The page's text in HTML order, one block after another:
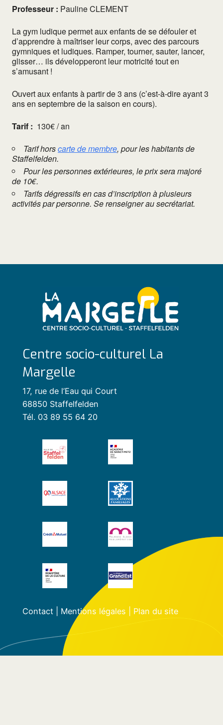
Professeur : Pauline CLEMENT
La gym ludique permet aux enfants de se défouler et
d’apprendre à maîtriser leur corps, avec des parcours
gymniques et ludiques. Ramper, tourner, sauter, lancer,
glisser… ils développeront leur motricité tout en
s’amusant !
Ouvert aux enfants à partir de 3 ans (c’est-à-dire ayant 3
ans en septembre de la saison en cours).
Tarif : 130€ / an
Tarif horscarte de membre, pour les habitants de
Staffelfelden.
Pour les personnes extérieures, le prix sera majoré
de 10€.
Tarifs dégressifs en cas d’inscription à plusieurs
activités par personne. Se renseigner au secrétariat.
Centre socio-culturel La
Margelle
17, rue de l’Eau qui Court
68850 Staffelfelden
Tél. 03 89 55 64 20
Contact| Mentions légales Plan du site